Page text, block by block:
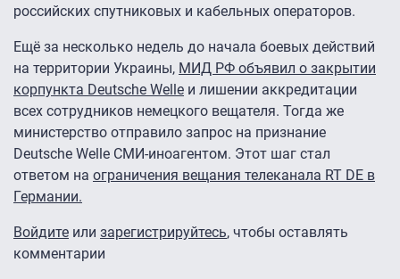
российских спутниковых и кабельных операторов.
Ещё за несколько недель до начала боевых действий
на территории Украины, МИД РФ объявил о закрытии
корпункта Deutsche Welle и лишении аккредитации
всех сотрудников немецкого вещателя. Тогда же
министерство отправило запрос на признание
Deutsche Welle СМИ-иноагентом. Этот шаг стал
ответом на ограничения вещания телеканала RT DE в
Германии.
Войдите или зарегистрируйтесь, чтобы оставлять
комментарии